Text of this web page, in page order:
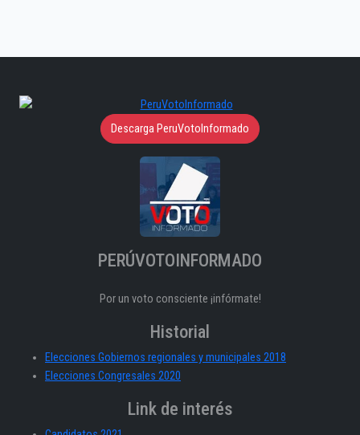
Descarga PeruVotoInformado
PERÚVOTOINFORMADO
Por un voto consciente ¡infórmate!
Historial
Elecciones Gobiernos regionales y municipales 2018
Elecciones Congresales 2020
Link de interés